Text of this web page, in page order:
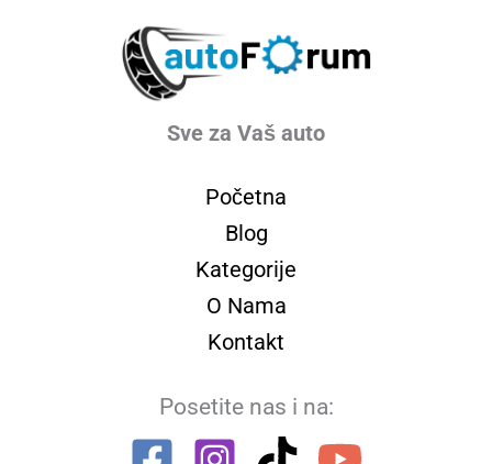
Sve za Vaš auto
Početna
Blog
Kategorije
O Nama
Kontakt
Posetite nas i na: